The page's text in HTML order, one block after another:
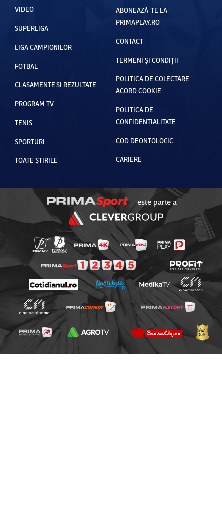
VIDEO
SUPERLIGA
LIGA CAMPIONILOR
FOTBAL
CLASAMENTE ȘI REZULTATE
PROGRAM TV
TENIS
SPORTURI
TOATE ȘTIRILE
ABONEAZĂ-TE LA
PRIMAPLAY.RO
CONTACT
TERMENI ȘI CONDIȚII
POLITICA DE COLECTARE
ACORD COOKIE
POLITICA DE
CONFIDENȚIALITATE
COD DEONTOLOGIC
CARIERE
este parte a